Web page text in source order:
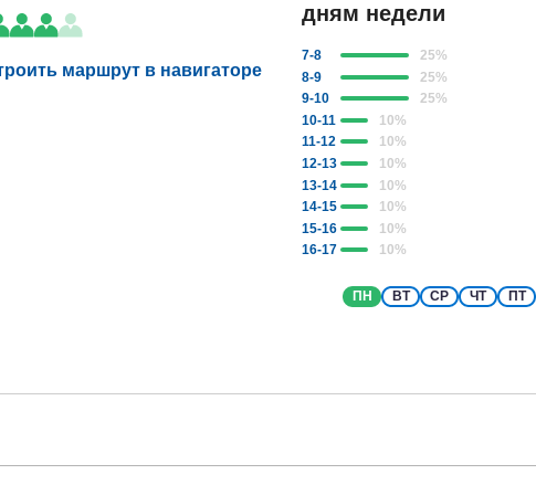
маршрут в навигаторе
дням недели
7-8 25%
8-9
25%
9-10
25%
10-11
10%
11-12
10%
12-13
10%
13-14
10%
14-15
10%
15-16
10%
16-17
10%
ПН ВТ СР ЧТ ПТ